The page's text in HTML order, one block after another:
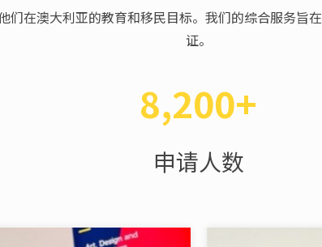
在澳大利亚的教育和移民目标。我们的综合服务旨
证。
8,200+
申请人数